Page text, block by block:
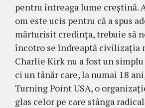
pentru întreaga lume creștină.
om este ucis pentru că a spus
mărturisit credința, trebuie să
încotro se îndreaptă civilizația
Charlie Kirk nu a fost un
ci un tânăr care, la numai 18
Turning Point USA, o
glas celor pe care stânga